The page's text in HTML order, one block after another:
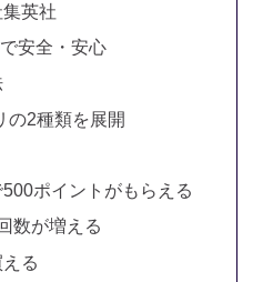
英社
安全・安心
の2種類を展開
ポイントがもらえる
数が増える
る